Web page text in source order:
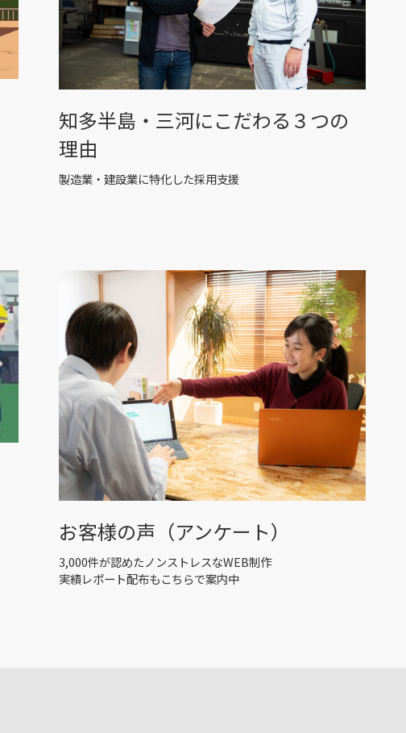
知多半島・三河にこだわる３つの
理由
製造業・建設業に特化した採用支援
お客様の声（アンケート）
3,000件が認めたノンストレスなWEB制作
実績レポート配布もこちらで案内中